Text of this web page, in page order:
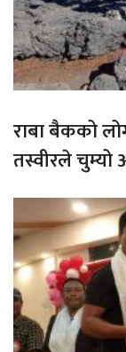
राबा बैकको
तस्वीरले चुम्यो